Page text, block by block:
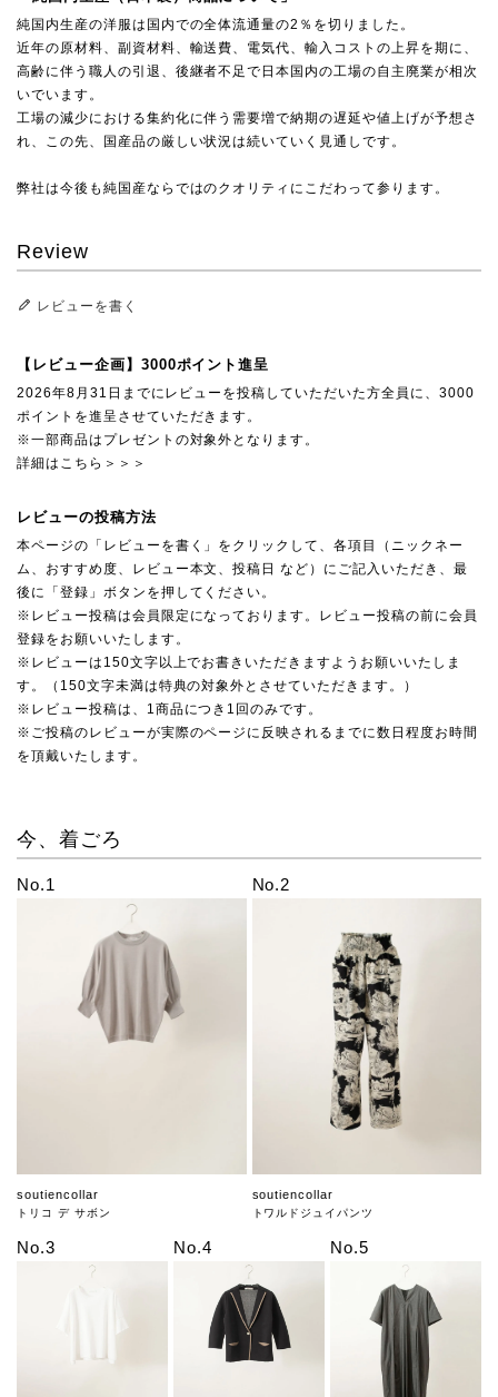
純国内生産の洋服は国内での全体流通量の2％を切りました。
近年の原材料、副資材料、輸送費、電気代、輸入コストの上昇を期に、
高齢に伴う職人の引退、後継者不足で日本国内の工場の自主廃業が相次
いでいます。
工場の減少における集約化に伴う需要増で納期の遅延や値上げが予想さ
れ、この先、国産品の厳しい状況は続いていく見通しです。
弊社は今後も純国産ならではのクオリティにこだわって参ります。
Review
レビューを書く
【レビュー企画】3000ポイント進呈
2026年8月31日までにレビューを投稿していただいた方全員に、3000
ポイントを進呈させていただきます。
※一部商品はプレゼントの対象外となります。
詳細はこちら＞＞＞
レビューの投稿方法
本ページの「レビューを書く」をクリックして、各項目（ニックネー
ム、おすすめ度、レビュー本文、投稿日 など）にご記入いただき、最
後に「登録」ボタンを押してください。
※レビュー投稿は会員限定になっております。レビュー投稿の前に会員
登録をお願いいたします。
※レビューは150文字以上でお書きいただきますようお願いいたしま
す。（150文字未満は特典の対象外とさせていただきます。）
※レビュー投稿は、1商品につき1回のみです。
※ご投稿のレビューが実際のページに反映されるまでに数日程度お時間
を頂戴いたします。
今、着ごろ
No.1
soutiencollar
トリコ デ サボン
No.2
soutiencollar
トワルドジュイパンツ
No.3 No.4 No.5